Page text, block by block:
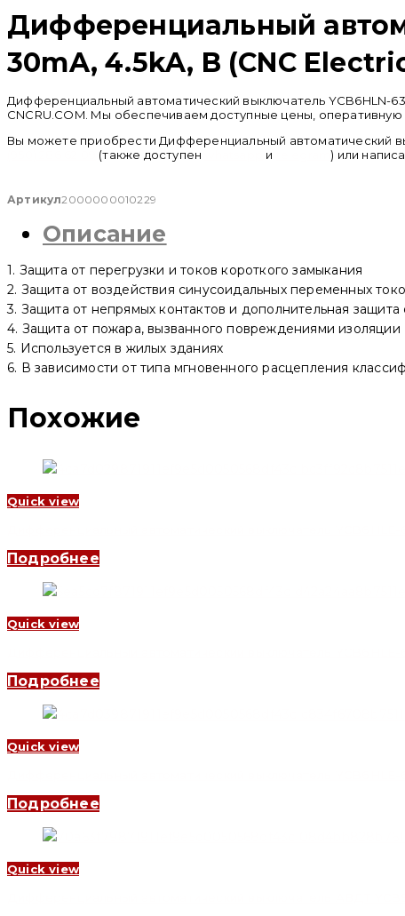
Дифференциальный
30mA, 4.5kA, B (CNC
Дифференциальный автоматический выключатель YCB6HLN-
CNCRU.COM. Мы обеспечиваем доступные цены,
Вы можете приобрести Дифференциальный автоматический
(также доступен и telegram) или
Артикул2000000010229
Описание
1. Защита от перегрузки и токов короткого замыкания
2. Защита от воздействия синусоидальных переменных
3. Защита от непрямых контактов и дополнительная защита
4. Защита от пожара, вызванного повреждениями изоляции
5. Используется в жилых зданиях
6. В зависимости от типа мгновенного расцепления
Похожие
Quick view
Подробнее
Quick view
Подробнее
Quick view
Подробнее
Quick view